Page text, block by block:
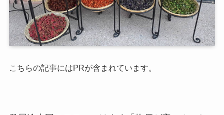
こちらの記事にはPRが含まれています。